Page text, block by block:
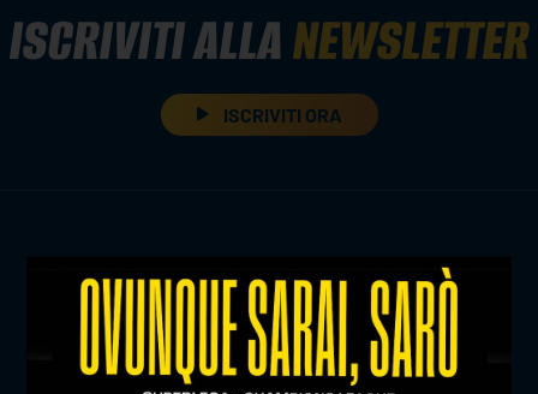
ISCRIVITI ALLANEWSLETTER
ISCRIVITI ORA